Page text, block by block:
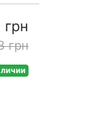
грн
грн